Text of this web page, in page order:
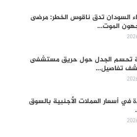
السودان تدق ناقوس الخطر: مرضى
الموت…
تحسم الجدل حول حريق مستشفى
تفاصيل…
في أسعار العملات الأجنبية بالسوق